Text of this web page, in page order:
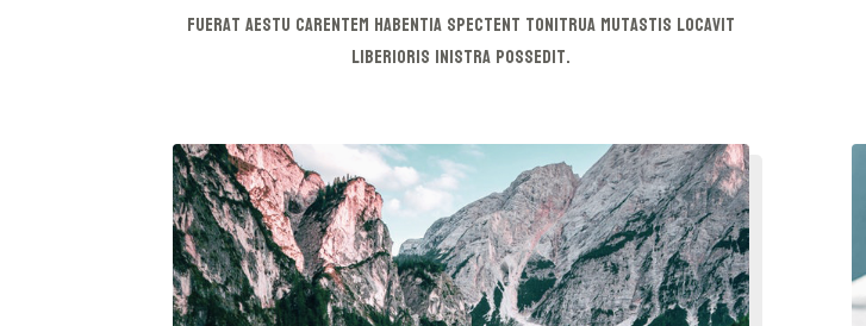
Fuerat aestu carentem habentia spectent tonitrua mutastis locavit
liberioris inistra possedit.